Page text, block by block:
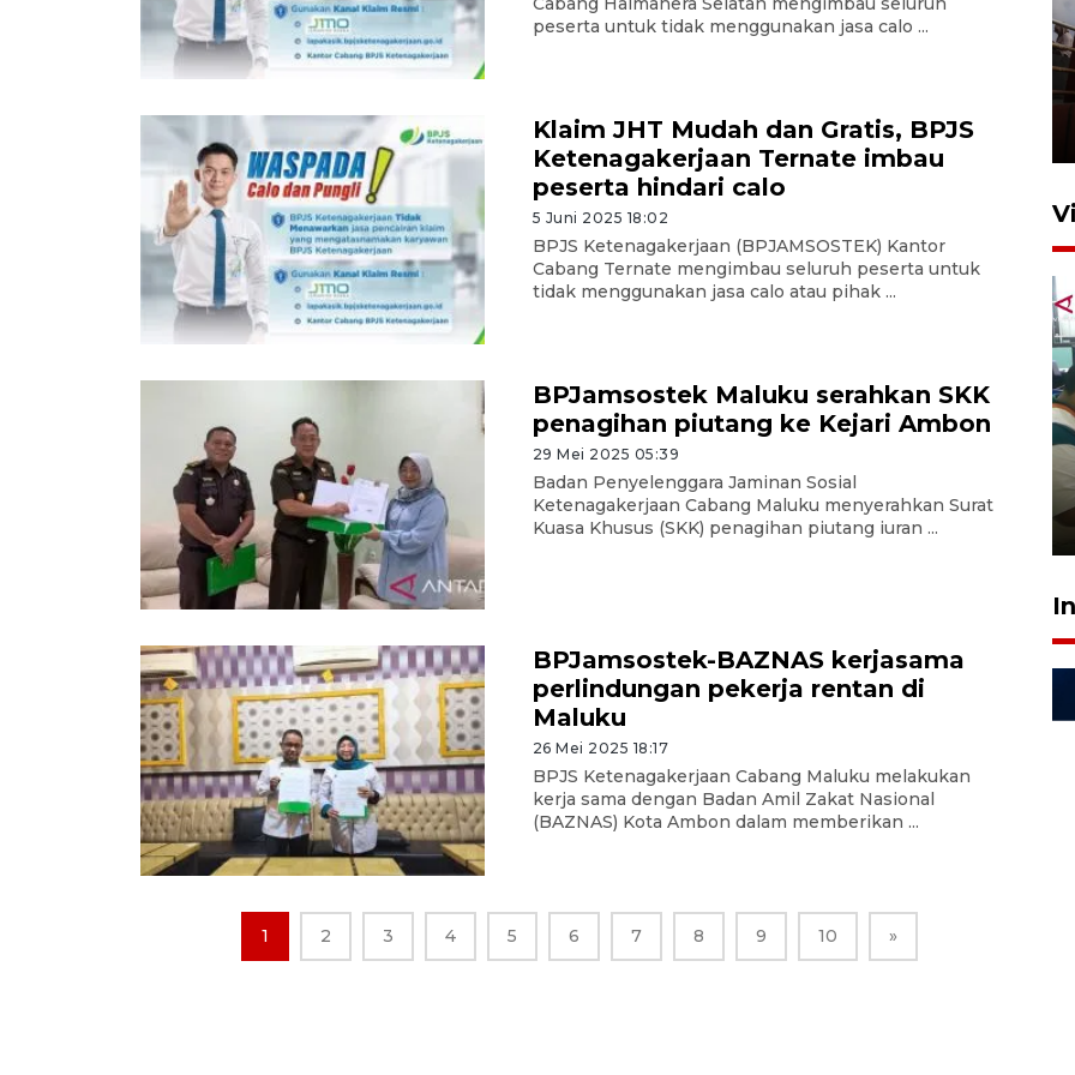
peserta untuk tidak menggunakan jasa calo ...
Klaim JHT Mudah dan Gratis, BPJS
Ketenagakerjaan Ternate imbau
peserta hindari calo
5 Juni 2025 18:02
BPJS Ketenagakerjaan (BPJAMSOSTEK) Kantor
Cabang Ternate mengimbau seluruh peserta untuk
tidak menggunakan jasa calo atau pihak ...
BPJamsostek Maluku serahkan SKK
penagihan piutang ke Kejari Ambon
29 Mei 2025 05:39
Badan Penyelenggara Jaminan Sosial
Ketenagakerjaan Cabang Maluku menyerahkan Surat
Kuasa Khusus (SKK) penagihan piutang iuran ...
BPJamsostek-BAZNAS kerjasama
perlindungan pekerja rentan di
Maluku
26 Mei 2025 18:17
BPJS Ketenagakerjaan Cabang Maluku melakukan
kerja sama dengan Badan Amil Zakat Nasional
(BAZNAS) Kota Ambon dalam memberikan ...
1 2 3 4 5 6 7 8 9 10 »
5 Mei 2026 05:32
Ambon ajak semua pihak buka
ruang pada anak di lembaga
pembinaan
23 Juli 2026 14:28